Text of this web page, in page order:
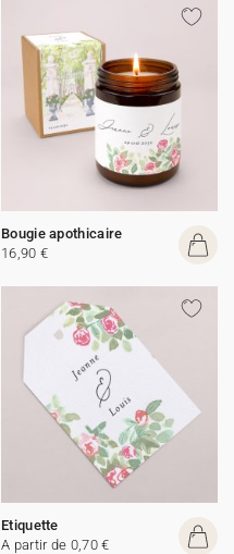
Bougie apothicaire
16,90 €
Etiquette
A partir de 0,70 €